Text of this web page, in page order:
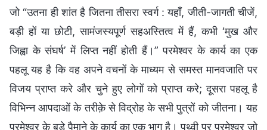
जो “उतना ही शांत है जितना तीसरा स्वर्ग : यहाँ, जीती-जागती चीजें,
बड़ी हों या छोटी, सामंजस्यपूर्ण सहअस्तित्व में हैं, कभी ‘मुख और
जिह्वा के संघर्ष’ में लिप्त नहीं होती हैं।” परमेश्वर के कार्य का एक
पहलू यह है कि वह अपने वचनों के माध्यम से समस्त मानवजाति पर
विजय प्राप्त करे और चुने हुए लोगों को प्राप्त करे; दूसरा पहलू है
विभिन्न आपदाओं के तरीक़े से विद्रोह के सभी पुत्रों को जीतना। यह
परमेश्वर के बड़े पैमाने के कार्य का एक भाग है। पृथ्वी पर परमेश्वर जो